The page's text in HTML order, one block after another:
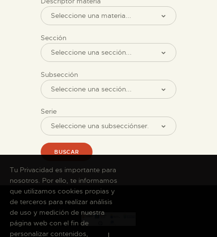
Sección
Subsección
Serie
BUSCAR
Tu Privacidad es importante para
nosotros. Por ello, te informamos
que utilizamos cookies propias y
de terceros para realizar análisis
de uso y medición de nuestra
página web con el fin de
personalizar contenidos,